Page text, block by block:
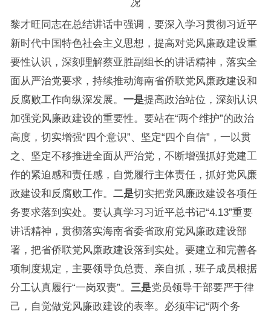
况
黎才旺同志在总结讲话中强调，要深入学习贯彻习近平
新时代中国特色社会主义思想，提高对党风廉政建设重
要性认识，深刻理解蔡亚胜副组长的讲话精神，落实全
面从严治党要求，持续推动海南省侨联党风廉政建设和
反腐败工作向纵深发展。 一是提高政治站位，深刻认识
加强党风廉政建设的重要性。要站在“两个维护”的政治
高度，切实增强“四个意识”、坚定“四个自信”，一以贯
之、坚定不移推进全面从严治党，不断增强抓好党建工
作的紧迫感和责任感，自觉履行主体责任，抓好党风廉
政建设和反腐败工作。 二是切实把党风廉政建设各项任
务要求落到实处。要认真学习习近平总书记“4.13”重要
讲话精神，贯彻落实海南省委省政府党风廉政建设部
署，把省侨联党风廉政建设落到实处。要建立和完善各
项制度规定，主要领导负总责、亲自抓，班子成员根据
分工认真履行“一岗双责”。 三是党员领导干部要严于律
己，自觉做党风廉政建设的表率。必须牢记“两个务